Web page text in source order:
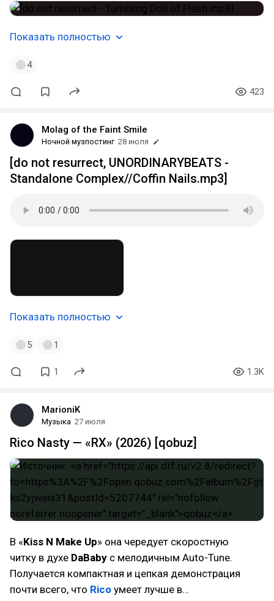
Показать полностью
4
423
Molag of the Faint Smile
Ночной музпостинг 28 июля
[do not resurrect, UNORDINARYBEATS -
Standalone Complex//Coffin Nails.mp3]
Показать полностью
5 1
1 1.3K
MarioniK
Музыка 27 июля
Rico Nasty — «RX» (2026) [qobuz]
В «Kiss N Make Up» она чередует скоростную
читку в духе DaBaby с мелодичным Auto-Tune.
Получается компактная и цепкая демонстрация
почти всего, что Rico умеет лучше в…